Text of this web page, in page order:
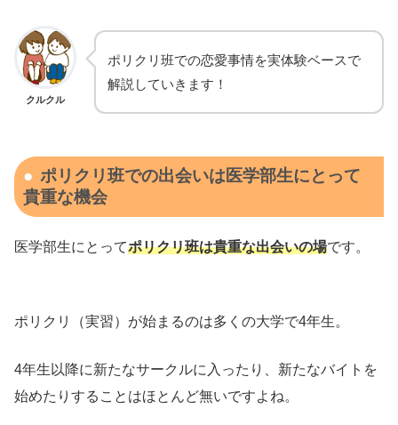
クルクル
ポリクリ班での恋愛事情を実体験ベースで
解説していきます！
ポリクリ班での出会いは医学部生にとって
貴重な機会
医学部生にとってポリクリ班は貴重な出会いの場です。
ポリクリ（実習）が始まるのは多くの大学で4年生。
4年生以降に新たなサークルに入ったり、新たなバイトを
始めたりすることはほとんど無いですよね。